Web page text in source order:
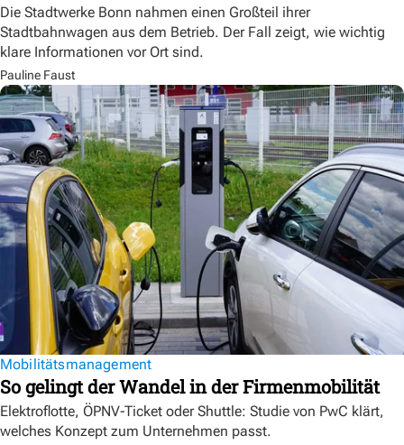
Die Stadtwerke Bonn nahmen einen Großteil ihrer
Stadtbahnwagen aus dem Betrieb. Der Fall zeigt, wie wichtig
klare Informationen vor Ort sind.
Pauline Faust
Mobilitätsmanagement
So gelingt der Wandel in der Firmenmobilität
Elektroflotte, ÖPNV-Ticket oder Shuttle: Studie von PwC klärt,
welches Konzept zum Unternehmen passt.